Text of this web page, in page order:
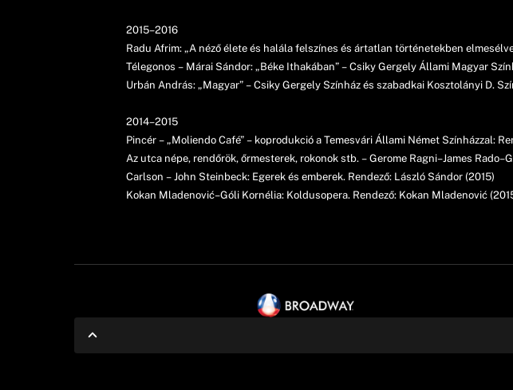
2015–2016
Radu Afrim: „A néző élete és halála felszínes és ártatlan történetekben
Télegonos – Márai Sándor: „Béke Ithakában” – Csiky Gergely Állami Magyar
Urbán András: „Magyar” – Csiky Gergely Színház és szabadkai Kosztolányi D.
2014–2015
Pincér – „Moliendo Café” – koprodukció a Temesvári Állami Német Színházzal:
Az utca népe, rendőrök, őrmesterek, rokonok stb. – Gerome Ragni–James
Carlson – John Steinbeck: Egerek és emberek. Rendező: László Sándor (2015)
Kokan Mladenović–Góli Kornélia: Koldusopera. Rendező: Kokan Mladenović